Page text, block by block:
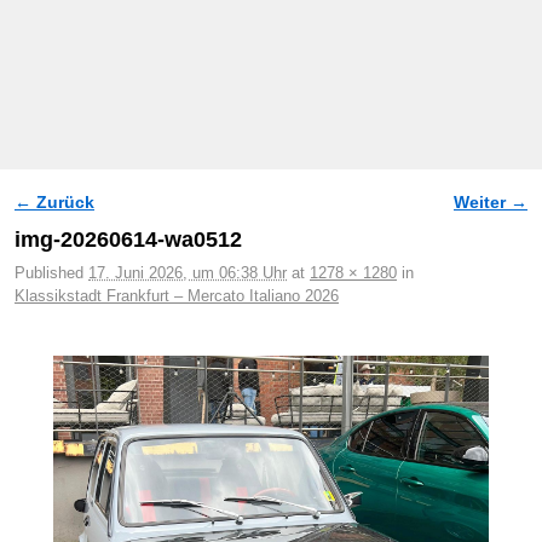
Bilder-Navigation
← Zurück Weiter →
img-20260614-wa0512
Published 17. Juni 2026, um 06:38 Uhr at 1278 × 1280 in
Klassikstadt Frankfurt – Mercato Italiano 2026